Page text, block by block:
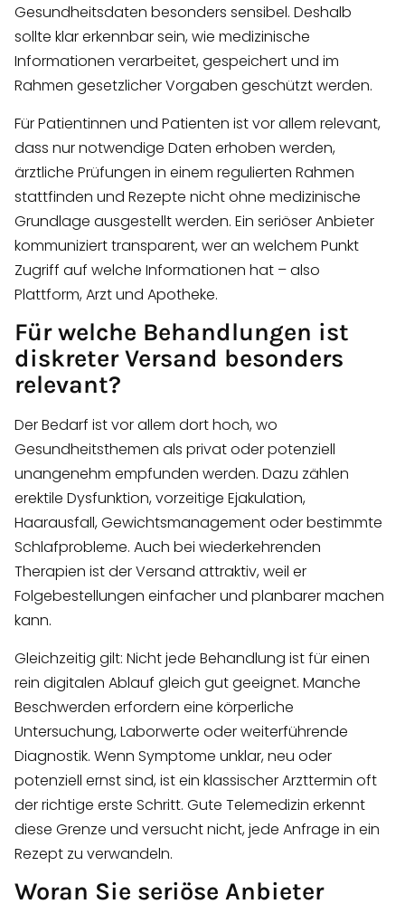
Gesundheitsdaten besonders sensibel. Deshalb
sollte klar erkennbar sein, wie medizinische
Informationen verarbeitet, gespeichert und im
Rahmen gesetzlicher Vorgaben geschützt werden.
Für Patientinnen und Patienten ist vor allem relevant,
dass nur notwendige Daten erhoben werden,
ärztliche Prüfungen in einem regulierten Rahmen
stattfinden und Rezepte nicht ohne medizinische
Grundlage ausgestellt werden. Ein seriöser Anbieter
kommuniziert transparent, wer an welchem Punkt
Zugriff auf welche Informationen hat – also
Plattform, Arzt und Apotheke.
Für welche Behandlungen ist
diskreter Versand besonders
relevant?
Der Bedarf ist vor allem dort hoch, wo
Gesundheitsthemen als privat oder potenziell
unangenehm empfunden werden. Dazu zählen
erektile Dysfunktion, vorzeitige Ejakulation,
Haarausfall, Gewichtsmanagement oder bestimmte
Schlafprobleme. Auch bei wiederkehrenden
Therapien ist der Versand attraktiv, weil er
Folgebestellungen einfacher und planbarer machen
kann.
Gleichzeitig gilt: Nicht jede Behandlung ist für einen
rein digitalen Ablauf gleich gut geeignet. Manche
Beschwerden erfordern eine körperliche
Untersuchung, Laborwerte oder weiterführende
Diagnostik. Wenn Symptome unklar, neu oder
potenziell ernst sind, ist ein klassischer Arzttermin oft
der richtige erste Schritt. Gute Telemedizin erkennt
diese Grenze und versucht nicht, jede Anfrage in ein
Rezept zu verwandeln.
Woran Sie seriöse Anbieter